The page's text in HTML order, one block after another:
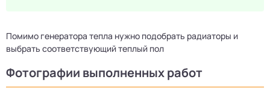
Помимо генератора тепла нужно подобрать радиаторы и
выбрать соответствующий теплый пол
Фотографии выполненных работ